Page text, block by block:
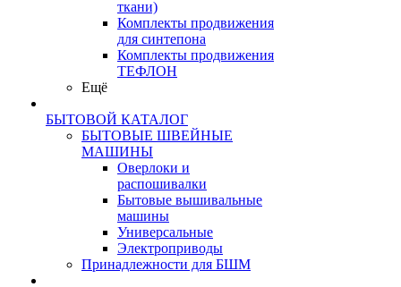
ткани)
Комплекты продвижения
для синтепона
Комплекты продвижения
ТЕФЛОН
Ещё
БЫТОВОЙ КАТАЛОГ
БЫТОВЫЕ ШВЕЙНЫЕ
МАШИНЫ
Оверлоки и
распошивалки
Бытовые вышивальные
машины
Универсальные
Электроприводы
Принадлежности для БШМ